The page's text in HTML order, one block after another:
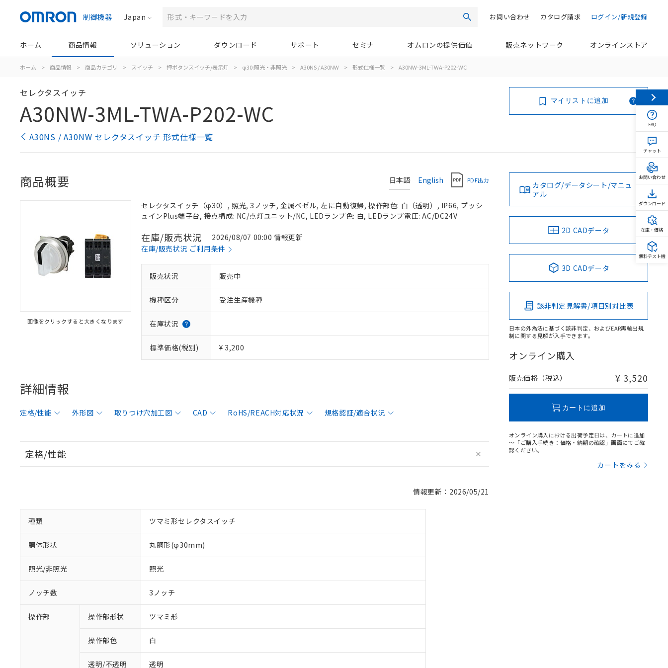
制御機器 Japan 検索 ログイン/新規登録
カタログ請求
お問い合わせ
ホーム 商品情報 ソリューション ダウンロード サポート セミナ オムロンの提供価値 販売ネットワーク オンラインストア
ホーム > 商品情報 > 商品カテゴリ > スイッチ > 押ボタンスイッチ/表示灯 > φ30:照光・非照光 > A30NS / A30NW > 形式仕様一覧 > A30NW-3ML-TWA-P202-WC
セレクタスイッチ
A30NW-3ML-TWA-P202-WC
A30NS / A30NW セレクタスイッチ 形式仕様一覧
マイリストに追加
日本語 English PDF出力
商品概要
画像をクリックすると大きくなります
セレクタスイッチ（φ30）, 照光, 3ノッチ, 金属ベゼル, 左に自動復帰, 操作部色: 白（透明）, IP66, プッシ
ュインPlus端子台, 接点構成: NC/点灯ユニット/NC, LEDランプ色: 白, LEDランプ電圧: AC/DC24V
在庫/販売状況
2026/08/07 00:00 情報更新
在庫/販売状況 ご利用条件
販売状況 販売中
機種区分 受注生産機種
在庫状況
標準価格(税別) ¥ 3,200
詳細情報
定格/性能 外形図 取りつけ穴加工図 CAD RoHS/REACH対応状況 規格認証/適合状況
定格/性能
情報更新：2026/05/21
種類 ツマミ形セレクタスイッチ
胴体形状 丸胴形(φ30mm)
照光/非照光 照光
ノッチ数 3ノッチ
操作部 操作部形状 ツマミ形
操作部色 白
透明/不透明 透明
カタログ/データシート/マニュ
アル
2D CADデータ
3D CADデータ
該非判定見解書/項目別対比表
日本の外為法に基づく該非判定、およびEAR再輸出規
制に関する見解が入手できます。
オンライン購入
販売価格（税込） ¥ 3,520
カートに追加
オンライン購入における出荷予定日は、カートに追加
～「ご購入手続き：価格・納期の確認」画面にてご確
認ください。
カートをみる
FAQ
チャット
お問い合わせ
ダウンロード
在庫・価格
無料テスト機